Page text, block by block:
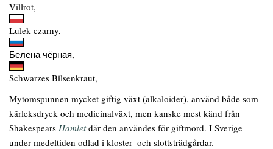
Villrot,
Lulek czarny,
Белена чёрная,
Schwarzes Bilsenkraut,
Mytomspunnen mycket giftig växt (alkaloider), använd både som
kärleksdryck och medicinalväxt, men kanske mest känd från
Shakespears Hamletdär den användes för giftmord. I Sverige
under medeltiden odlad i kloster- och slottsträdgårdar.